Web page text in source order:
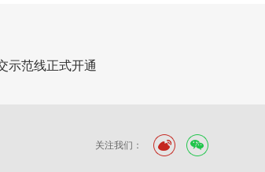
示范线正式开通
关注我们：